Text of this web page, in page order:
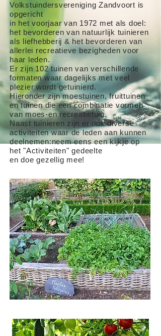
Volkstuindersvereniging Zandvoort is
opgericht
in het voorjaar van 1972 met als doel:
het bevorderen van natuurlijk tuinieren
als liefhebberij & het bevorderen van
allerlei recreatieve bezigheden voor
haar leden.
Er zijn 102 tuinen van verschillende
formaten waar dagelijks met veel
plezier wordt getuinierd.
Hieronder zijn moestuinen, fruittuinen
en tuinen die een combinatie vormen
van moes-en recreatietuin.
Naast tuinieren zijn er ook diverse
activiteiten waar de leden aan kunnen
deelnemen:neem eens een kijkje op
het "Activiteiten" gedeelte
en doe gezellig mee!